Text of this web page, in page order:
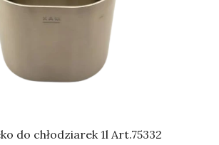
do chłodziarek 1l Art.75332